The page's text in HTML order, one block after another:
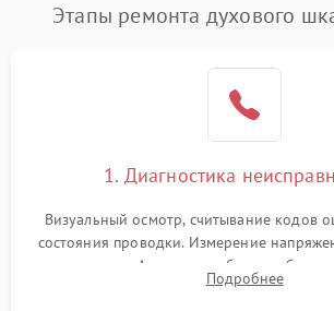
Этапы ремонта духового
1. Диагностика
Визуальный осмотр, считывание кодов
состояния проводки. Измерение
колодке. Анализ жалоб на проблемы
конвекцией, панелью управления или
Подробнее